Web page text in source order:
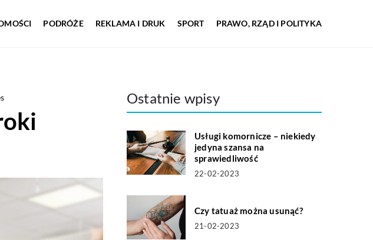
PODRÓŻE REKLAMA I DRUK SPORT PRAWO, RZĄD I POLITYKA
Ostatnie wpisy
Usługi komornicze – niekiedy
jedyna szansa na
sprawiedliwość
22-02-2023
Czy tatuaż można usunąć?
21-02-2023